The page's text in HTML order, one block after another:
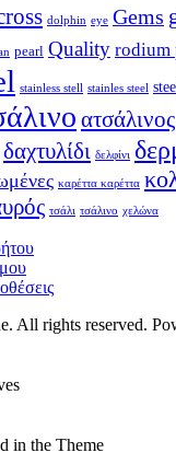
dolphin eye Gems
pearl Quality rodium
stainless stell stainles steel
ατσάλινος
δαχτυλίδι δελφίνι
καρέττα καρέττα
τσάλι τσάλινο χελώνα
All rights reserved.
in the Theme